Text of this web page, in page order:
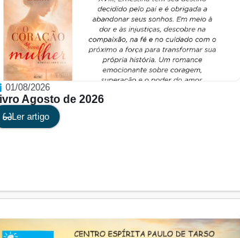
01/08/2026
Agosto de 2026
Ler artigo